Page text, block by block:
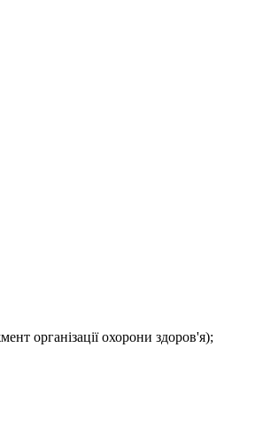
організації охорони здоров'я);